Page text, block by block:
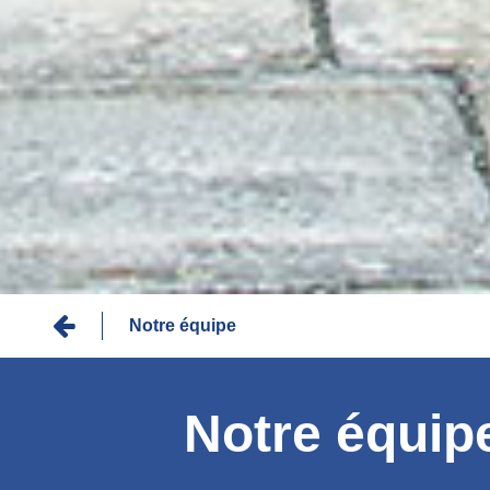
Fil
d'Ariane
Notre équipe
Notre